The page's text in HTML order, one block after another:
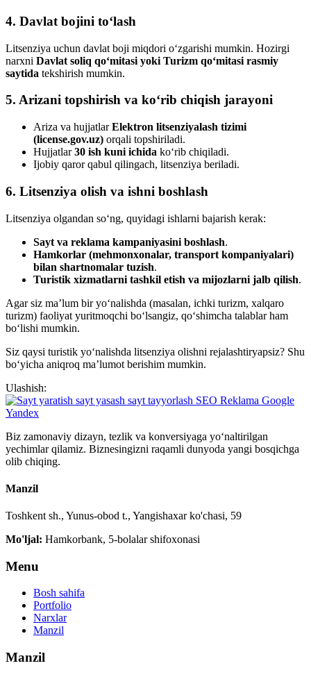
4. Davlat bojini to‘lash
Litsenziya uchun davlat boji miqdori o‘zgarishi mumkin. Hozirgi
narxni Davlat soliq qo‘mitasi yoki Turizm qo‘mitasi rasmiy
saytida tekshirish mumkin.
5. Arizani topshirish va ko‘rib chiqish jarayoni
Ariza va hujjatlarElektron litsenziyalash tizimi
(license.gov.uz) orqali topshiriladi.
Hujjatlar30 ish kuni ichida ko‘rib chiqiladi.
Ijobiy qaror qabul qilingach, litsenziya beriladi.
6. Litsenziya olish va ishni boshlash
Litsenziya olgandan so‘ng, quyidagi ishlarni bajarish kerak:
Sayt va reklama kampaniyasini boshlash.
Hamkorlar (mehmonxonalar, transport kompaniyalari)
bilan shartnomalar tuzish.
Turistik xizmatlarni tashkil etish va mijozlarni jalb qilish.
Agar siz ma’lum bir yo‘nalishda (masalan, ichki turizm, xalqaro
turizm) faoliyat yuritmoqchi bo‘lsangiz, qo‘shimcha talablar ham
bo‘lishi mumkin.
Siz qaysi turistik yo‘nalishda litsenziya olishni rejalashtiryapsiz? Shu
bo‘yicha aniqroq ma’lumot berishim mumkin.
Ulashish:
Biz zamonaviy dizayn, tezlik va konversiyaga yo‘naltirilgan
yechimlar qilamiz. Biznesingizni raqamli dunyoda yangi bosqichga
olib chiqing.
Manzil
Toshkent sh., Yunus-obod t., Yangishaxar ko'chasi, 59
Mo'ljal: Hamkorbank, 5-bolalar shifoxonasi
Menu
Bosh sahifa
Portfolio
Narxlar
Manzil
Manzil